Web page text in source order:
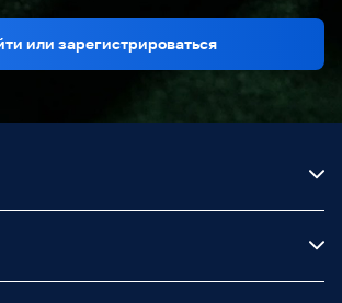
или зарегистрироваться